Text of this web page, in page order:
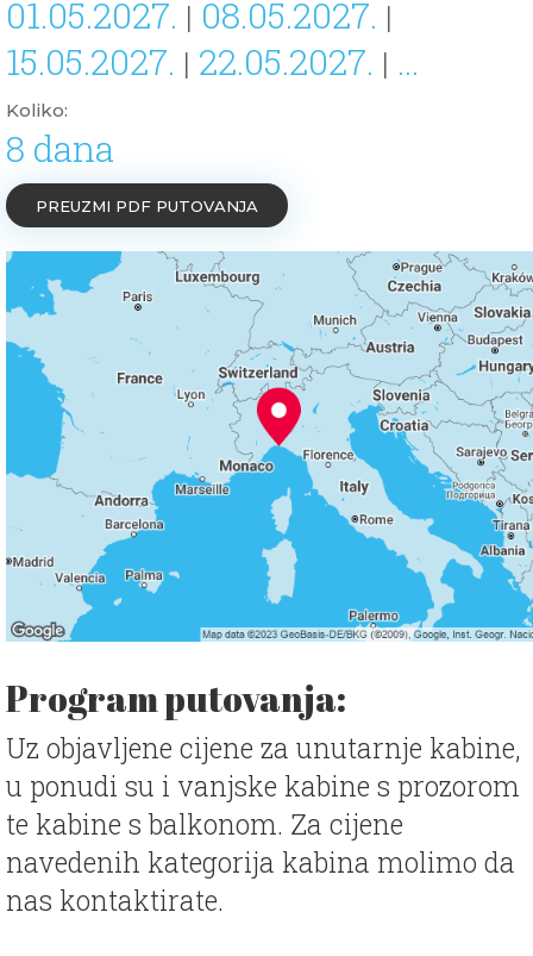
01.05.2027. | 08.05.2027. |
15.05.2027. | 22.05.2027. | ...
Koliko:
8 dana
PREUZMI PDF PUTOVANJA
Program putovanja:
Uz objavljene cijene za unutarnje kabine,
u ponudi su i vanjske kabine s prozorom
te kabine s balkonom. Za cijene
navedenih kategorija kabina molimo da
nas kontaktirate.